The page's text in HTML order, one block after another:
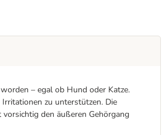
– egal ob Hund oder Katze.
zu unterstützen. Die
den äußeren Gehörgang